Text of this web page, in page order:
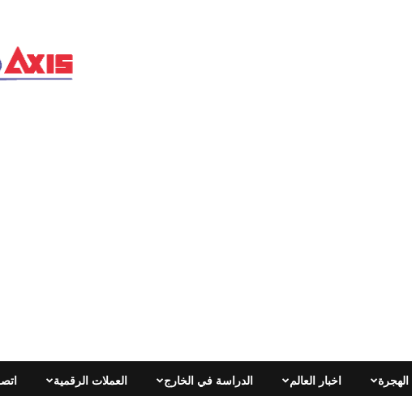
العملات الرقمية الدراسة في الخارج اخبار العالم